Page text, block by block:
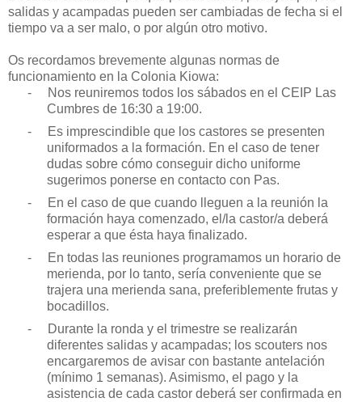
salidas y acampadas pueden ser cambiadas de fecha si el
tiempo va a ser malo, o por algún otro motivo.
Os recordamos brevemente algunas normas de
funcionamiento en la Colonia Kiowa:
-
Nos reuniremos todos los sábados en el CEIP Las
Cumbres de 16:30 a 19:00.
-
Es imprescindible que los castores se presenten
uniformados a la formación. En el caso de tener
dudas sobre cómo conseguir dicho uniforme
sugerimos ponerse en contacto con Pas.
-
En el caso de que cuando lleguen a la reunión la
formación haya comenzado, el/la castor/a deberá
esperar a que ésta haya finalizado.
-
En todas las reuniones programamos un horario de
merienda, por lo tanto, sería conveniente que se
trajera una merienda sana, preferiblemente frutas y
bocadillos.
-
Durante la ronda y el trimestre se realizarán
diferentes salidas y acampadas; los scouters nos
encargaremos de avisar con bastante antelación
(mínimo 1 semanas). Asimismo, el pago y la
asistencia de cada castor deberá ser confirmada en